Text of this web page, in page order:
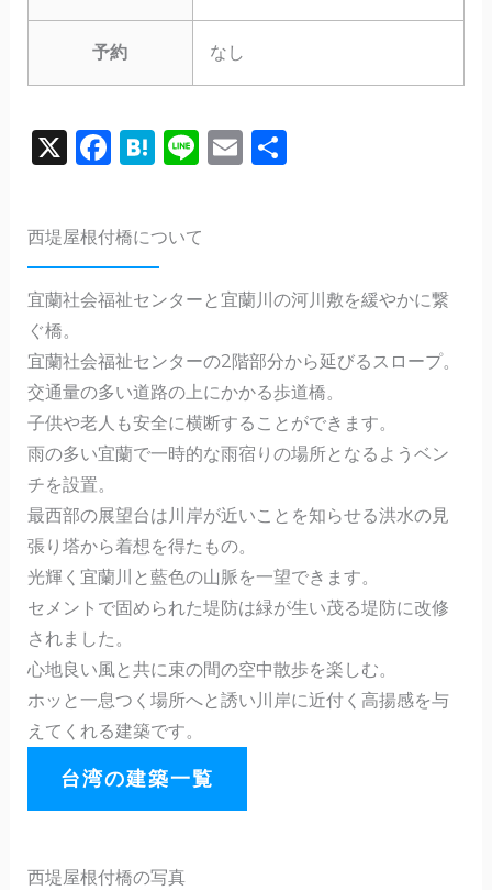
予約 なし
F
c
e
b
o
o
k
E
Li
H
n
a
X
共
西堤屋根付橋について
宜蘭社会福祉センターと宜蘭川の河川敷を緩やかに繋
ぐ橋。
宜蘭社会福祉センターの2階部分から延びるスロープ。
交通量の多い道路の上にかかる歩道橋。
子供や老人も安全に横断することができます。
雨の多い宜蘭で一時的な雨宿りの場所となるようベン
チを設置。
最西部の展望台は川岸が近いことを知らせる洪水の見
張り塔から着想を得たもの。
光輝く宜蘭川と藍色の山脈を一望できます。
セメントで固められた堤防は緑が生い茂る堤防に改修
されました。
心地良い風と共に束の間の空中散歩を楽しむ。
ホッと一息つく場所へと誘い川岸に近付く高揚感を与
えてくれる建築です。
台湾の建築一覧
西堤屋根付橋の写真